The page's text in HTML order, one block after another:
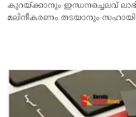
കുറയ്ക്കാനും ഇന്ധനച്ചെലവ്
മലിനീകരണം തടയാനും